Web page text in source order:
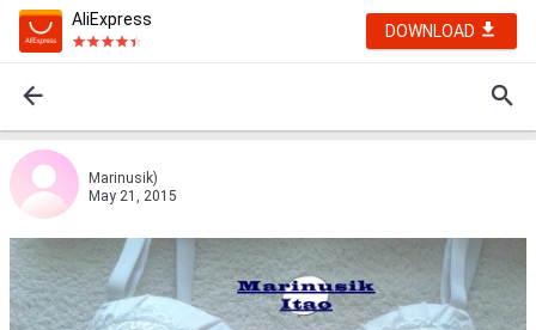
AliExpress
DOWNLOAD
Marinusik)
May 21, 2015